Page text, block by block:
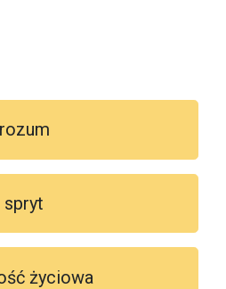
rozum
spryt
życiowa